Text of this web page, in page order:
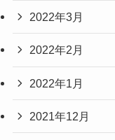
2022年3月
2022年2月
2022年1月
2021年12月